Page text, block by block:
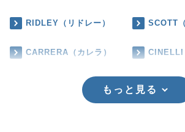
RIDLEY（リドレー） SCOTT
CARRERA（カレラ） CINELLI
もっと見る